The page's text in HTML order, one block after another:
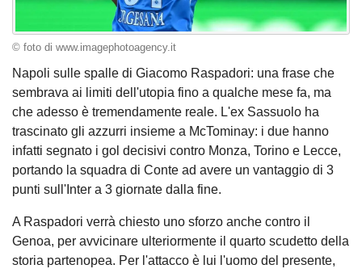
© foto di www.imagephotoagency.it
Napoli sulle spalle di Giacomo Raspadori: una frase che
sembrava ai limiti dell'utopia fino a qualche mese fa, ma
che adesso è tremendamente reale. L'ex Sassuolo ha
trascinato gli azzurri insieme a McTominay: i due hanno
infatti segnato i gol decisivi contro Monza, Torino e Lecce,
portando la squadra di Conte ad avere un vantaggio di 3
punti sull'Inter a 3 giornate dalla fine.
A Raspadori verrà chiesto uno sforzo anche contro il
Genoa, per avvicinare ulteriormente il quarto scudetto della
storia partenopea. Per l'attacco è lui l'uomo del presente,